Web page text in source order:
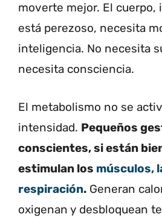
moverte mejor. El cuerpo,
está perezoso, necesita
inteligencia. No necesita
necesita consciencia.
El metabolismo no se
intensidad. Pequeños
conscientes, si están
estimulan los músculos,
respiración. Generan
oxigenan y desbloquean